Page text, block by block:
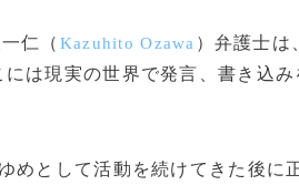
仁（ Kazuhito Ozawa ）弁護士は
は現実の世界で発言、書き込
として活動を続けてきた後に